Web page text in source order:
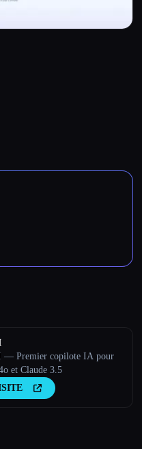
— Premier copilote IA pour
et Claude 3.5